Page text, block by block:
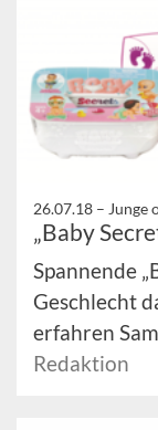
26.07.18 – Junge
„Baby
Spannende
Geschlecht
erfahren
Redaktion